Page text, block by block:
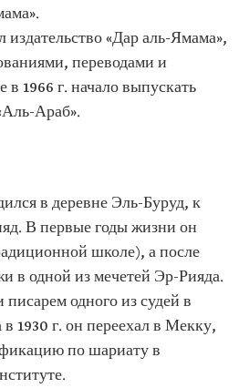
издательство «Дар аль-Ямама»,
переводами и
1966 г. начало выпускать
Араб».
в деревне Эль-Буруд, к
В первые годы жизни он
школе), а после
в одной из мечетей Эр-Рияда.
писарем одного из судей в
1930 г. он переехал в Мекку,
по шариату в